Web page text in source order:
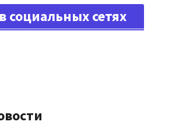
социальных сетях